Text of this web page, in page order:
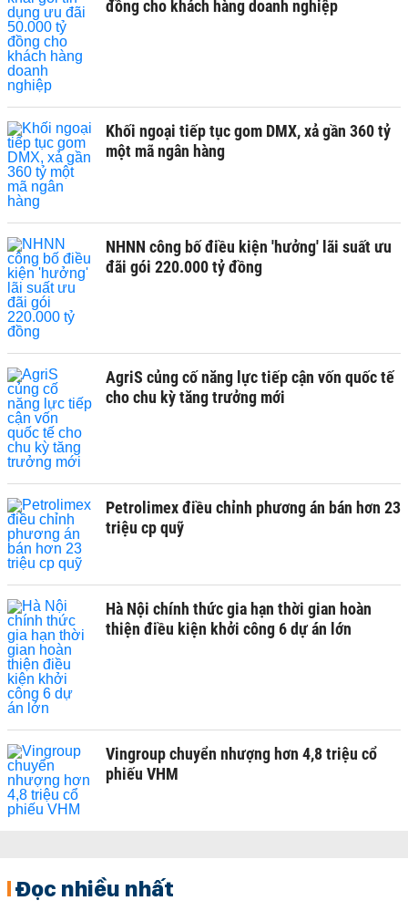
đồng cho khách hàng doanh nghiệp
Khối ngoại tiếp tục gom DMX, xả gần 360 tỷ
một mã ngân hàng
NHNN công bố điều kiện 'hưởng' lãi suất ưu
đãi gói 220.000 tỷ đồng
AgriS củng cố năng lực tiếp cận vốn quốc tế
cho chu kỳ tăng trưởng mới
Petrolimex điều chỉnh phương án bán hơn 23
triệu cp quỹ
Hà Nội chính thức gia hạn thời gian hoàn
thiện điều kiện khởi công 6 dự án lớn
Vingroup chuyển nhượng hơn 4,8 triệu cổ
phiếu VHM
Đọc nhiều nhất